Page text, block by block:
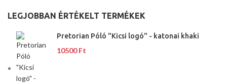
LEGJOBBAN ÉRTÉKELT TERMÉKEK
Pretorian Póló "Kicsi logó" - katonai khaki
10500Ft